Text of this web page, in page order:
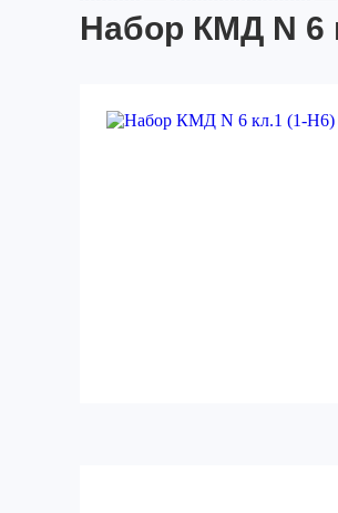
Набор КМД N 6